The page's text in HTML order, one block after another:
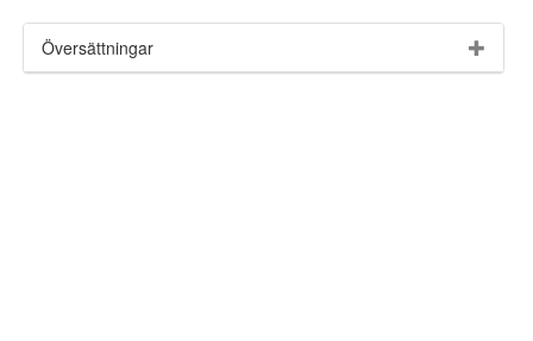
Översättningar